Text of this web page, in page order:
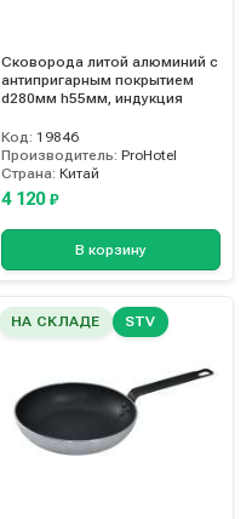
Сковорода литой алюминий с
антипригарным покрытием
d280мм h55мм, индукция
Код: 19846
Производитель: ProHotel
Страна: Китай
4 120 ₽
В корзину
НА СКЛАДЕ STV